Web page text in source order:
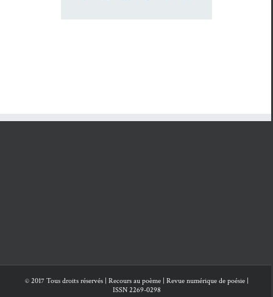
© 2017 Tous droits réservés | Recours au poème | Revue numérique de poésie |
ISSN 2269-0298